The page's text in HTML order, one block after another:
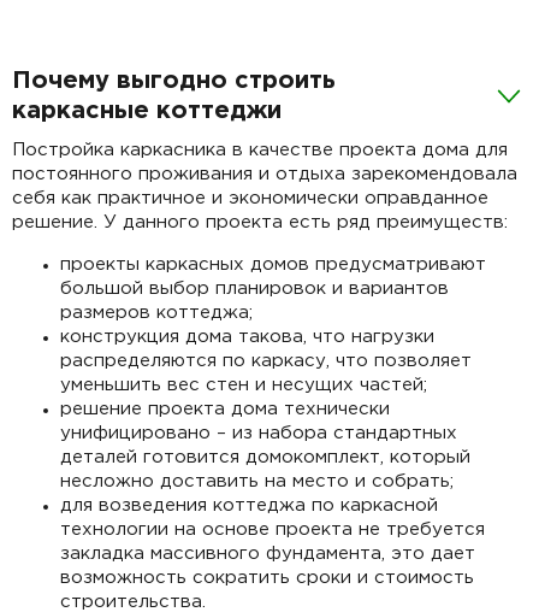
Почему выгодно строить
каркасные коттеджи
Постройка каркасника в качестве проекта дома для
постоянного проживания и отдыха зарекомендовала
себя как практичное и экономически оправданное
решение. У данного проекта есть ряд преимуществ:
проекты каркасных домов предусматривают
большой выбор планировок и вариантов
размеров коттеджа;
конструкция дома такова, что нагрузки
распределяются по каркасу, что позволяет
уменьшить вес стен и несущих частей;
решение проекта дома технически
унифицировано – из набора стандартных
деталей готовится домокомплект, который
несложно доставить на место и собрать;
для возведения коттеджа по каркасной
технологии на основе проекта не требуется
закладка массивного фундамента, это дает
возможность сократить сроки и стоимость
строительства.